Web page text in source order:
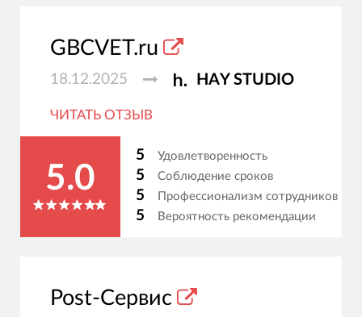
GBCVET.ru
18.12.2025 HAY STUDIO
ЧИТАТЬ ОТЗЫВ
5.0
5 Удовлетворенность
5 Соблюдение сроков
5 Профессионализм сотрудников
5 Вероятность рекомендации
Post-Сервис